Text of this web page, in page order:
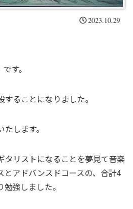
2023.10.29
す。
ることになりました。
します。
タリストになることを夢見て音楽
とアドバンスドコースの、合計4
強しました。